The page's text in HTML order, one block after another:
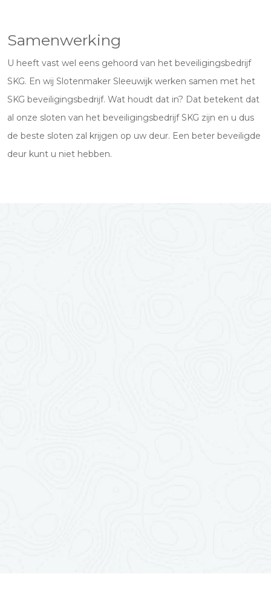
Samenwerking
U heeft vast wel eens gehoord van het beveiligingsbedrijf
SKG. En wij Slotenmaker Sleeuwijk werken samen met het
SKG beveiligingsbedrijf. Wat houdt dat in? Dat betekent dat
al onze sloten van het beveiligingsbedrijf SKG zijn en u dus
de beste sloten zal krijgen op uw deur. Een beter beveiligde
deur kunt u niet hebben.